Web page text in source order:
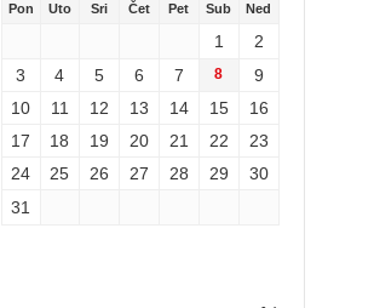
Pon Uto Sri Čet Pet Sub Ned
1
2
3
4 5 6 7 8
9
10
11 12 13 14 15
16
17
18 19 20 21 22
23
24
25 26 27 28 29
30
31